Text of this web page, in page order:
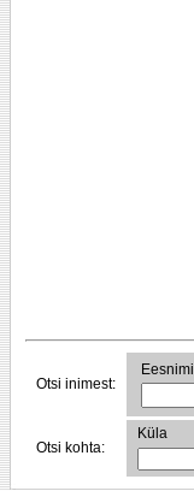
Otsi inimest:
Eesnimi
Otsi kohta:
Küla